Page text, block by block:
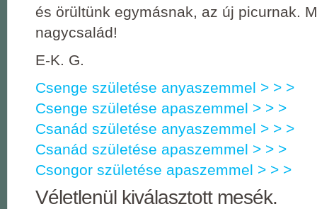
és örültünk egymásnak, az új picurnak.
nagycsalád!
E-K. G.
Csenge születése anyaszemmel > > >
Csenge születése apaszemmel > > >
Csanád születése anyaszemmel > > >
Csanád születése apaszemmel > > >
Csongor születése apaszemmel > > >
Véletlenül kiválasztott mesék.